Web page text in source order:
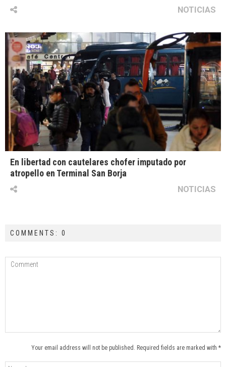
NOTICIAS
En libertad con cautelares chofer imputado por
atropello en Terminal San Borja
NOTICIAS
COMMENTS: 0
Your email address will not be published. Required fields are marked with *